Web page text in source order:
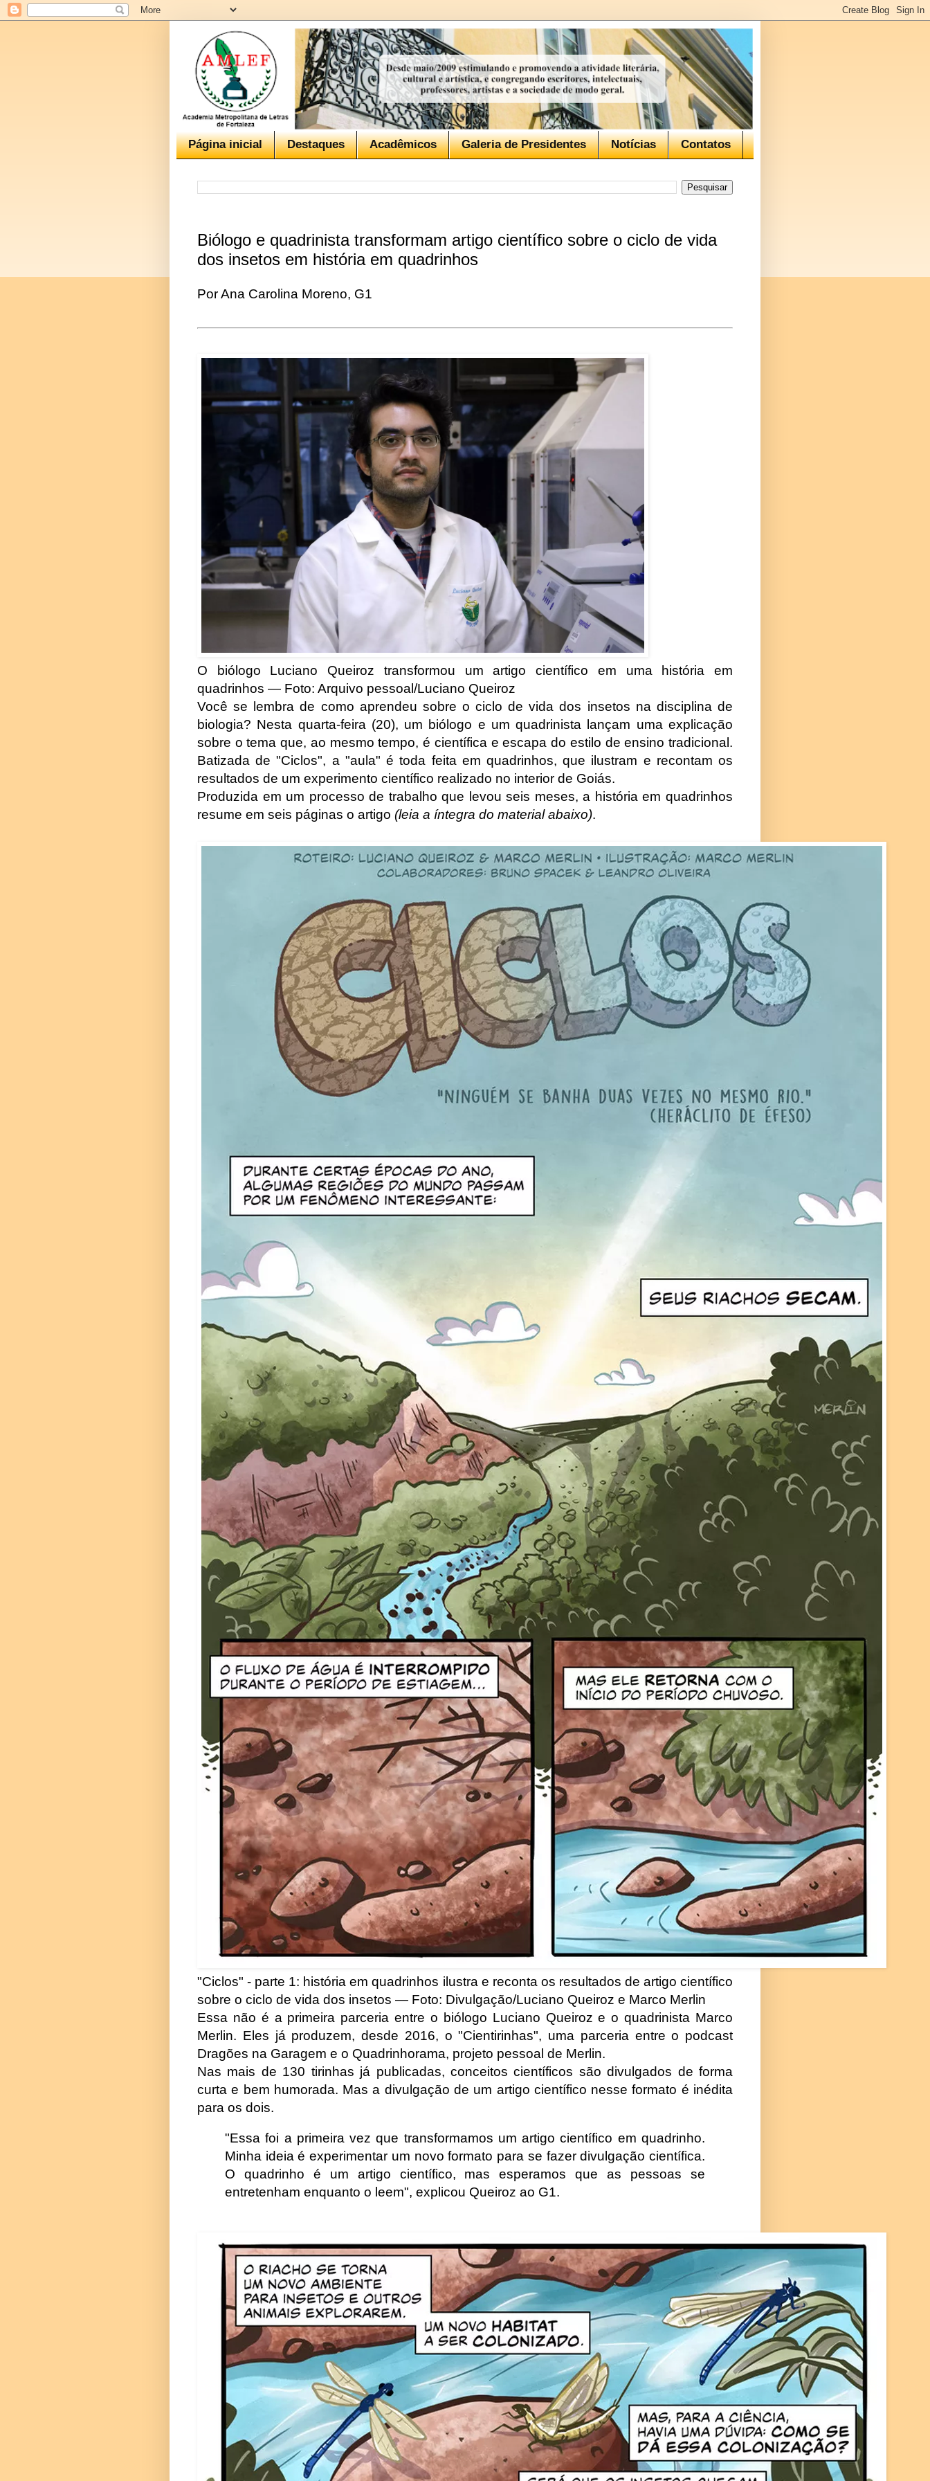
Página inicial Destaques Acadêmicos Galeria de Presidentes Notícias Contatos
Biólogo e quadrinista transformam artigo científico sobre o ciclo de vida
dos insetos em história em quadrinhos
Por Ana Carolina Moreno, G1
O biólogo Luciano Queiroz transformou um artigo científico em uma história em
quadrinhos — Foto: Arquivo pessoal/Luciano Queiroz
Você se lembra de como aprendeu sobre o ciclo de vida dos insetos na disciplina de
biologia? Nesta quarta-feira (20), um biólogo e um quadrinista lançam uma explicação
sobre o tema que, ao mesmo tempo, é científica e escapa do estilo de ensino tradicional.
Batizada de "Ciclos", a "aula" é toda feita em quadrinhos, que ilustram e recontam os
resultados de um experimento científico realizado no interior de Goiás.
Produzida em um processo de trabalho que levou seis meses, a história em quadrinhos
resume em seis páginas o artigo (leia a íntegra do material abaixo).
"Ciclos" - parte 1: história em quadrinhos ilustra e reconta os resultados de artigo científico
sobre o ciclo de vida dos insetos — Foto: Divulgação/Luciano Queiroz e Marco Merlin
Essa não é a primeira parceria entre o biólogo Luciano Queiroz e o quadrinista Marco
Merlin. Eles já produzem, desde 2016, o "Cientirinhas", uma parceria entre o podcast
Dragões na Garagem e o Quadrinhorama, projeto pessoal de Merlin.
Nas mais de 130 tirinhas já publicadas, conceitos científicos são divulgados de forma
curta e bem humorada. Mas a divulgação de um artigo científico nesse formato é inédita
para os dois.
"Essa foi a primeira vez que transformamos um artigo científico em quadrinho.
Minha ideia é experimentar um novo formato para se fazer divulgação científica.
O quadrinho é um artigo científico, mas esperamos que as pessoas se
entretenham enquanto o leem", explicou Queiroz ao G1.